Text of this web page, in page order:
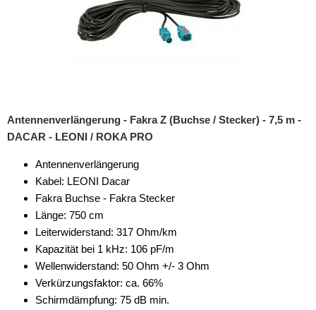
Antennenverlängerung - Fakra Z (Buchse / Stecker) - 7,5 m -
DACAR - LEONI / ROKA PRO
Antennenverlängerung
Kabel: LEONI Dacar
Fakra Buchse - Fakra Stecker
Länge: 750 cm
Leiterwiderstand: 317 Ohm/km
Kapazität bei 1 kHz: 106 pF/m
Wellenwiderstand: 50 Ohm +/- 3 Ohm
Verkürzungsfaktor: ca. 66%
Schirmdämpfung: 75 dB min.